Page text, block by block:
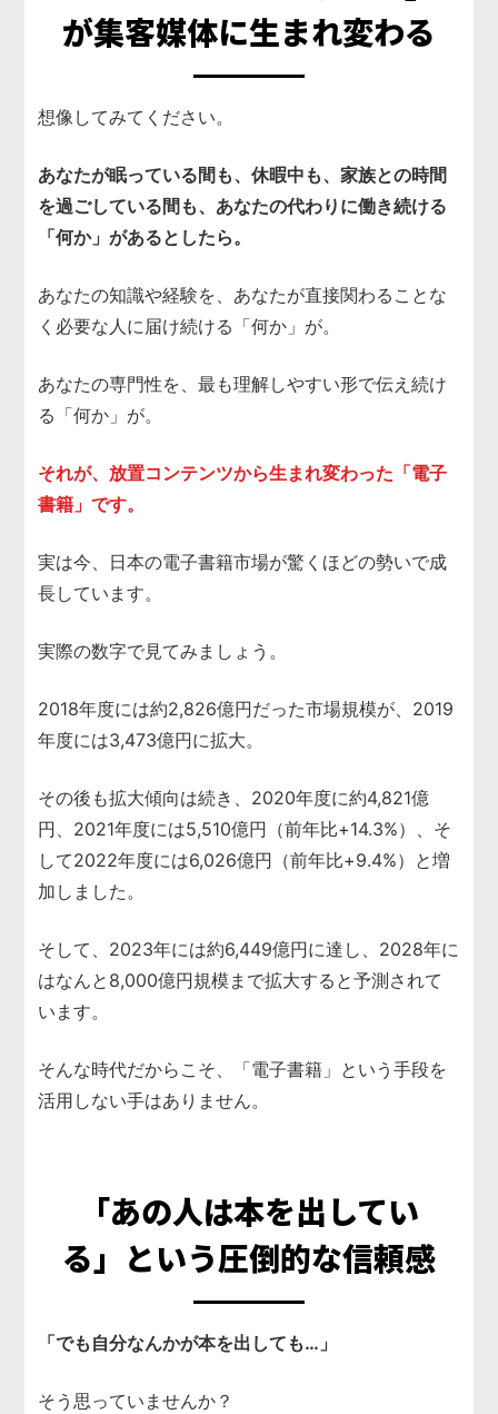
が集客媒体に生まれ変わる
想像してみてください。
あなたが眠っている間も、休暇中も、家族との時間
を過ごしている間も、あなたの代わりに働き続ける
「何か」があるとしたら。
あなたの知識や経験を、あなたが直接関わることな
く必要な人に届け続ける「何か」が。
あなたの専門性を、最も理解しやすい形で伝え続け
る「何か」が。
それが、放置コンテンツから生まれ変わった「電子
書籍」です。
実は今、日本の電子書籍市場が驚くほどの勢いで成
長しています。
実際の数字で見てみましょう。
2018年度には約2,826億円だった市場規模が、2019
年度には3,473億円に拡大。
その後も拡大傾向は続き、2020年度に約4,821億
円、2021年度には5,510億円（前年比+14.3%）、そ
して2022年度には6,026億円（前年比+9.4%）と増
加しました。
そして、2023年には約6,449億円に達し、2028年に
はなんと8,000億円規模まで拡大すると予測されて
います。
そんな時代だからこそ、「電子書籍」という手段を
活用しない手はありません。
「あの人は本を出してい
る」 という圧倒的な信頼感
「でも自分なんかが本を出しても…」
そう思っていませんか？